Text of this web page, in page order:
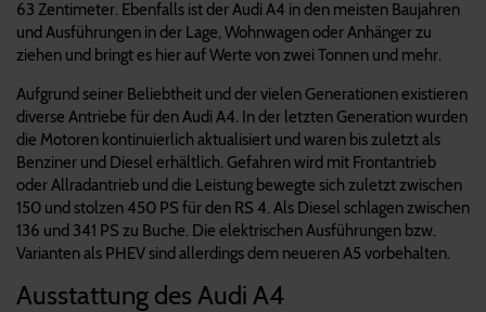
63 Zentimeter. Ebenfalls ist der Audi A4 in den meisten Baujahren
und Ausführungen in der Lage, Wohnwagen oder Anhänger zu
ziehen und bringt es hier auf Werte von zwei Tonnen und mehr.
Aufgrund seiner Beliebtheit und der vielen Generationen existieren
diverse Antriebe für den Audi A4. In der letzten Generation wurden
die Motoren kontinuierlich aktualisiert und waren bis zuletzt als
Benziner und Diesel erhältlich. Gefahren wird mit Frontantrieb
oder Allradantrieb und die Leistung bewegte sich zuletzt zwischen
150 und stolzen 450 PS für den RS 4. Als Diesel schlagen zwischen
136 und 341 PS zu Buche. Die elektrischen Ausführungen bzw.
Varianten als PHEV sind allerdings dem neueren A5 vorbehalten.
Ausstattung des Audi A4